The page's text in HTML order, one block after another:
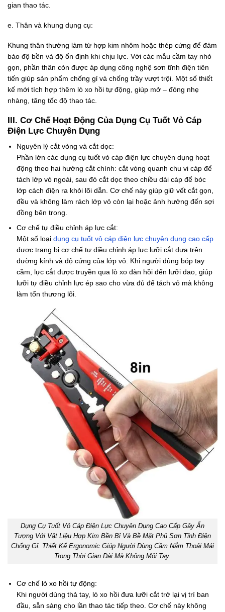
gian thao tác.
e. Thân và khung dụng cụ:
Khung thân thường làm từ hợp kim nhôm hoặc thép cứng để đảm
bảo độ bền và độ ổn định khi chịu lực. Với các mẫu cầm tay nhỏ
gọn, phần thân còn được áp dụng công nghệ sơn tĩnh điện tiên
tiến giúp sản phẩm chống gỉ và chống trầy vượt trội. Một số thiết
kế mới tích hợp thêm lò xo hồi tự động, giúp mở – đóng nhẹ
nhàng, tăng tốc độ thao tác.
III. Cơ Chế Hoạt Động Của Dụng Cụ Tuốt Vỏ Cáp
Điện Lực Chuyên Dụng
Nguyên lý cắt vòng và cắt dọc:
Phần lớn các dụng cụ tuốt vỏ cáp điện lực chuyên dụng hoạt
động theo hai hướng cắt chính: cắt vòng quanh chu vi cáp để
tách lớp vỏ ngoài, sau đó cắt dọc theo chiều dài cáp để bóc
lớp cách điện ra khỏi lõi dẫn. Cơ chế này giúp giữ vết cắt gọn,
đều và không làm rách lớp vỏ còn lại hoặc ảnh hưởng đến sợi
đồng bên trong.
Cơ chế tự điều chỉnh áp lực cắt:
Một số loại dụng cụ tuốt vỏ cáp điện lực chuyên dụng cao cấp
được trang bị cơ chế tự điều chỉnh áp lực lưỡi cắt dựa trên
đường kính và độ cứng của lớp vỏ. Khi người dùng bóp tay
cầm, lực cắt được truyền qua lò xo đàn hồi đến lưỡi dao, giúp
lưỡi tự điều chỉnh lực ép sao cho vừa đủ để tách vỏ mà không
làm tổn thương lõi.
Dụng Cụ Tuốt Vỏ Cáp Điện Lực Chuyên Dụng Cao Cấp Gây Ấn
Tượng Với Vật Liệu Hợp Kim Bền Bỉ Và Bề Mặt Phủ Sơn Tĩnh Điện
Chống Gỉ. Thiết Kế Ergonomic Giúp Người Dùng Cầm Nắm Thoải Mái
Trong Thời Gian Dài Mà Không Mỏi Tay.
Cơ chế lò xo hồi tự động:
Khi người dùng thả tay, lò xo hồi đưa lưỡi cắt trở lại vị trí ban
đầu, sẵn sàng cho lần thao tác tiếp theo. Cơ chế này không